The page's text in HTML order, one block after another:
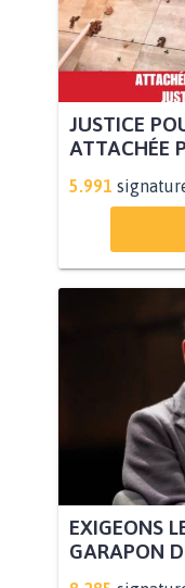
JUSTICE
ATTACHÉE
5.991
EXIGEONS
GARAPON